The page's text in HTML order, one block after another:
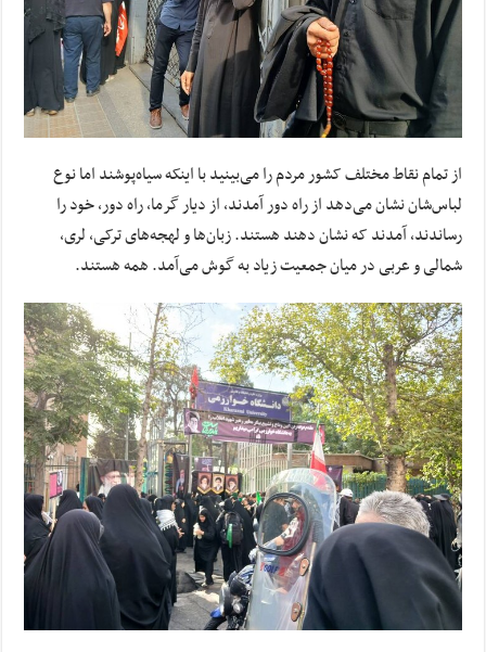
از تمام نقاط مختلف کشور مردم را می‌بینید با اینکه سیاه‌پوشند اما نوع
لباس‌شان نشان می‌دهد از راه دور آمدند، از دیار گرما، راه دور، خود را
رساندند، آمدند که نشان دهند هستند. زبان‌ها و لهجه‌های ترکی، لری،
شمالی و عربی در میان جمعیت زیاد به گوش می‌آمد. همه هستند.